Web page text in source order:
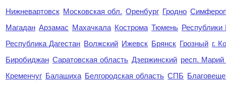
Нижневартовск Московская обл. Оренбург Гродно
Магадан Арзамас Махачкала Кострома Тюмень Республики
Республика Дагестан Волжский Ижевск Брянск Грозный г.
Биробиджан Саратовская область Дзержинский респ.
Кременчуг Балашиха Белгородская область СПБ